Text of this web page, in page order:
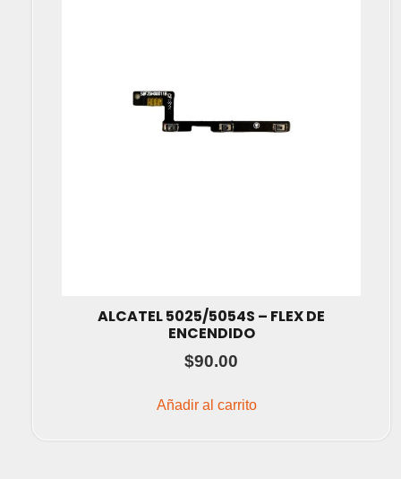
ALCATEL 5025/5054S – FLEX DE
ENCENDIDO
$90.00
Añadir al carrito